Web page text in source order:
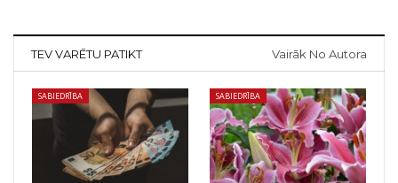
TEV VARĒTU PATIKT Vairāk No Autora
SABIEDRĪBA SABIEDRĪBA